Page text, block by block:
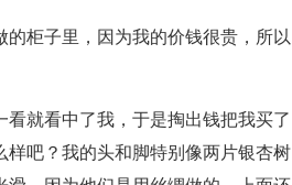
柜子里，因为我的价钱很贵，所以
就看中了我，于是掏出钱把我买了
吧？我的头和脚特别像两片银杏树